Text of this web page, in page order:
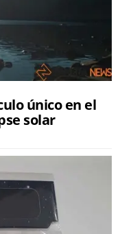
único en el
solar